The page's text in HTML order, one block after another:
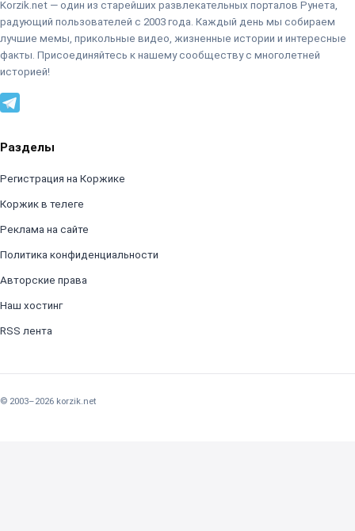
Korzik.net — один из старейших развлекательных порталов Рунета,
радующий пользователей с 2003 года. Каждый день мы собираем
лучшие мемы, прикольные видео, жизненные истории и интересные
факты. Присоединяйтесь к нашему сообществу с многолетней
историей!
Разделы
Регистрация на Коржике
Коржик в телеге
Реклама на сайте
Политика конфиденциальности
Авторские права
Наш хостинг
RSS лента
© 2003–2026 korzik.net